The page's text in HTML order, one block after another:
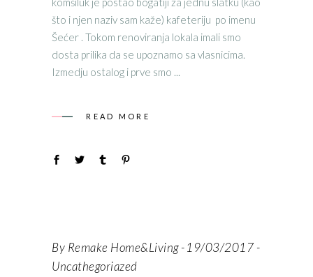
što i njen naziv sam kaže) kafeteriju po imenu
Šećer . Tokom renoviranja lokala imali smo
dosta prilika da se upoznamo sa vlasnicima.
Izmedju ostalog i prve smo
READ MORE
By Remake Home&Living 19/03/2017
Uncathegoriazed